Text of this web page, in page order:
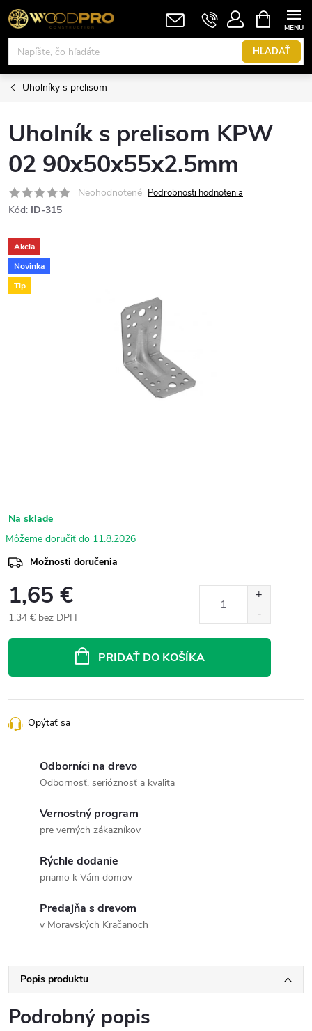
Prejsť
na
obsah
HĽADAŤ
KOŠÍK
Uholníky s prelisom
Uholník s prelisom KPW
02 90x50x55x2.5mm
Neohodnotené Podrobnosti hodnotenia
Kód: ID-315
Akcia
Novinka
Tip
Na sklade
11.8.2026
Možnosti doručenia
1,65 €
1,34 € bez DPH
PRIDAŤ DO KOŠÍKA
Opýtať sa
Odborníci na drevo
Odbornosť, serióznosť a kvalita
Vernostný program
pre verných zákazníkov
Rýchle dodanie
priamo k Vám domov
Predajňa s drevom
v Moravských Kračanoch
Popis produktu
Podrobný popis